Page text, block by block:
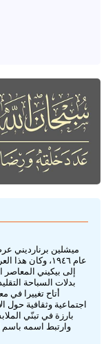
ميشلين
عام ١٩٤٦،
إلى بيكيني المعاصر
بدلات السباحة
أتاح تغييرا في
اجتماعية وثقافية حول
بارزة في تبنّي
وارتبط اسمه باسم